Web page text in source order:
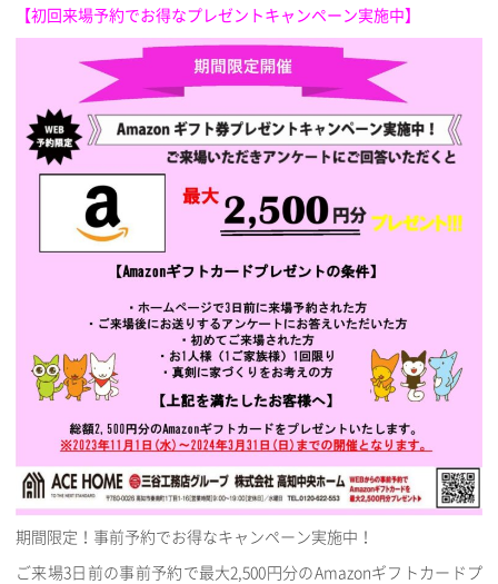
【初回来場予約でお得なプレゼントキャンペーン実施中】
期間限定！事前予約でお得なキャンペーン実施中！
ご来場3日前の事前予約で最大2,500円分のAmazonギフトカードプ